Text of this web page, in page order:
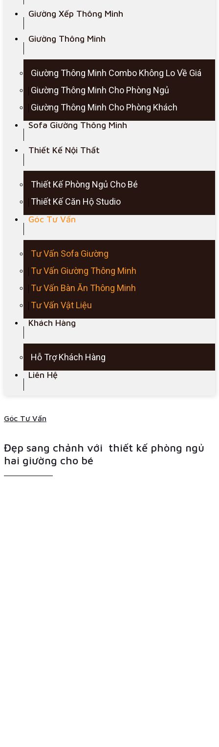
Giường Xếp Thông Minh
Giường Thông Minh
Giường Thông Minh Combo Không Lo Về Giá
Giường Thông Minh Cho Phòng Ngủ
Giường Thông Minh Cho Phòng Khách
Sofa Giường Thông Minh
Thiết Kế Nội Thất
Thiết Kế Phòng Ngủ Cho Bé
Thiết Kế Căn Hộ Studio
Góc Tư Vấn
Tư Vấn Sofa Giường
Tư Vấn Giường Thông Minh
Tư Vấn Bàn Ăn Thông Minh
Tư Vấn Vật Liệu
Khách Hàng
Hỗ Trợ Khách Hàng
Liên Hệ
Góc Tư Vấn
Đẹp sang chảnh với thiết kế phòng ngủ
hai giường cho bé